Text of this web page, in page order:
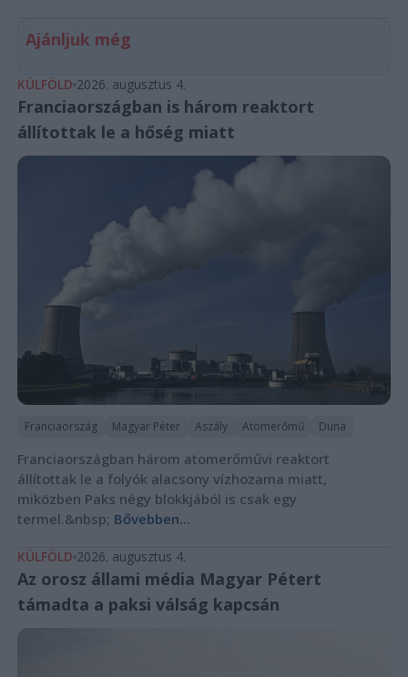
Ajánljuk még
KÜLFÖLD 2026. augusztus 4.
Franciaországban is három reaktort
állítottak le a hőség miatt
Franciaország Magyar Péter Aszály Atomerőmű Duna
Franciaországban három atomerőművi reaktort
állítottak le a folyók alacsony vízhozama miatt,
miközben Paks négy blokkjából is csak egy
termel.&nbsp; Bővebben...
KÜLFÖLD 2026. augusztus 4.
Az orosz állami média Magyar Pétert
támadta a paksi válság kapcsán